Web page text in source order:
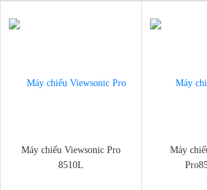
Máy chiếu Viewsonic Pro
8510L
Máy